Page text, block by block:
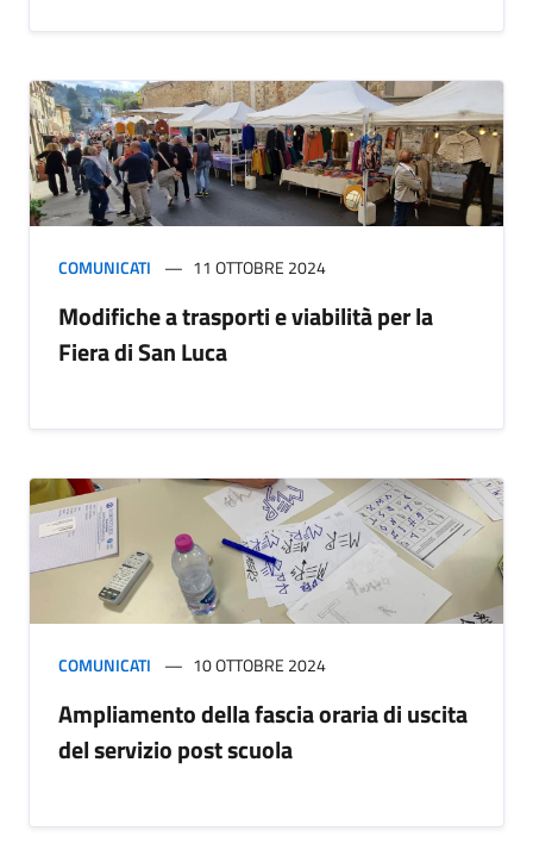
COMUNICATI 11 OTTOBRE 2024
Modifiche a trasporti e viabilità per la
Fiera di San Luca
COMUNICATI 10 OTTOBRE 2024
Ampliamento della fascia oraria di uscita
del servizio post scuola